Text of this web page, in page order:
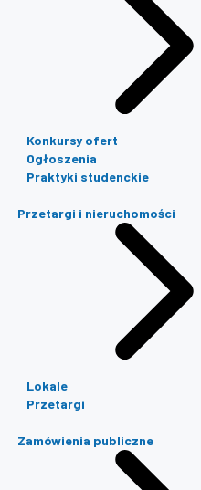
Konkursy ofert
Ogłoszenia
Praktyki studenckie
Przetargi i nieruchomości
Lokale
Przetargi
Zamówienia publiczne